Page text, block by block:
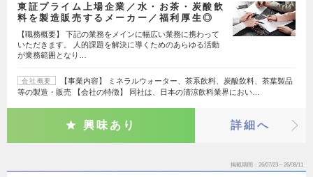
東証プライム上場企業／水・お茶・炭酸飲
料を製造販売するメーカー／福利厚生◎
【職務概要】 下記の業務をメインに幅広い業務に携わって
いただきます。 人的課題を解決に導くためのあらゆる活動
が業務範囲となり…
会社概要
【事業内容】 ミネラルウォーター、茶系飲料、炭酸飲料、茶葉製品
等の製造・販売 【会社の特徴】 同社は、日本の清涼飲料業界におい…
興味あり 詳細へ
掲載期間 26/07/23～26/08/11